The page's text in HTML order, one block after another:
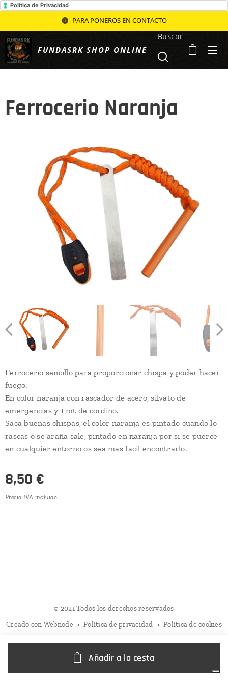
Política de Privacidad
PARA PONEROS EN CONTACTO
FUNDASRK SHOP ONLINE
Buscar
Ferrocerio Naranja
Ferrocerio sencillo para proporcionar chispa y poder hacer
fuego.
En color naranja con rascador de acero, silvato de
emergencias y 1 mt de cordino.
Saca buenas chispas, el color naranja es pintado cuando lo
rascas o se araña sale, pintado en naranja por si se puerce
en cualquier entorno os sea mas facil encontrarlo.
8,50 €
Precio IVA incluido
Añadir a la cesta
© 2021 Todos los derechos reservados
Creado con Webnode Política de privacidad Política de cookies